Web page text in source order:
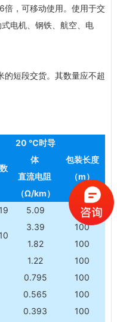
倍，可移动使用。使用于交
电机、钢铁、航空、电
的短段交货。其数量应不超
20 ℃时导
体
直流电阻
（Ω/km）
包装长度
（m）
5.09
100
3.39
100
1.82
100
1.22
100
0.795
100
0.565
100
0.393
100